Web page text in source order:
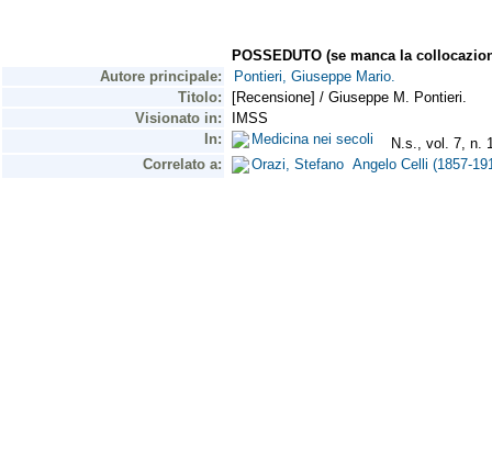
POSSEDUTO (se manca la
Autore principale:
Pontieri, Giuseppe Mario.
Titolo:
[Recensione] / Giuseppe M. Pontieri.
Visionato in:
IMSS
In:
Medicina nei secoli
N.s., vol. 7, n.
Correlato a:
Orazi, Stefano Angelo Celli (1857-